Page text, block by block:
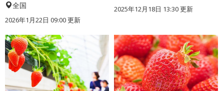
全国
2026年1月22日 09:00 更新
2025年12月18日 13:30 更新